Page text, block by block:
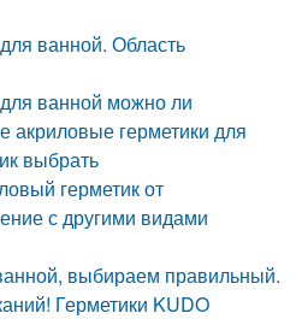
ванной. Область
ванной можно ли
акриловые герметики для
выбрать
герметик от
с другими видами
выбираем правильный.
Герметики KUDO